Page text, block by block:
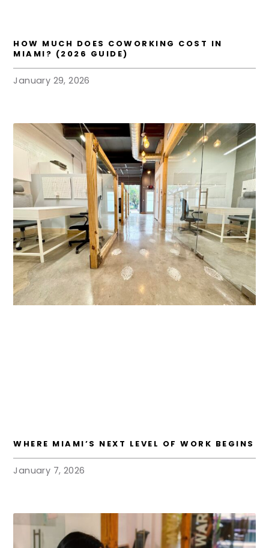
HOW MUCH DOES COWORKING COST IN
MIAMI? (2026 GUIDE)
January 29, 2026
WHERE MIAMI’S NEXT LEVEL OF WORK BEGINS
January 7, 2026